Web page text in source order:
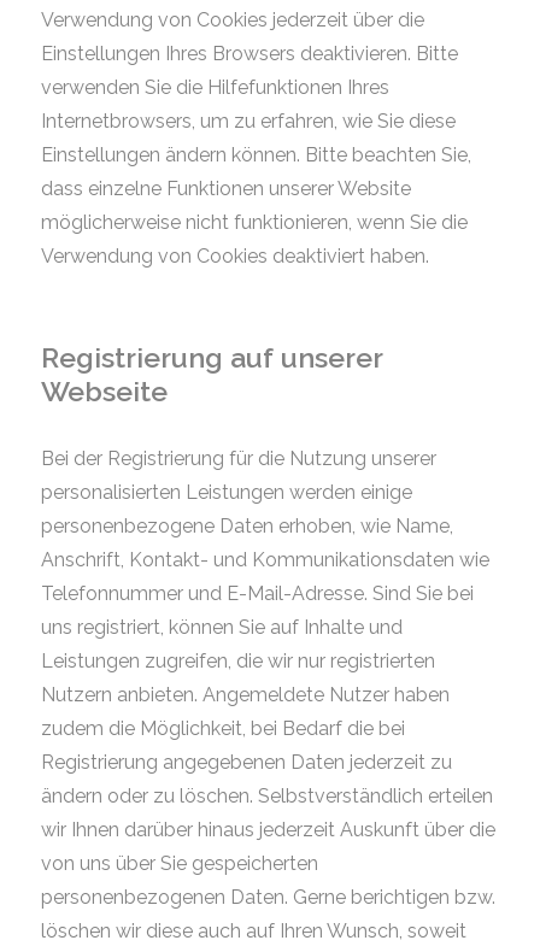
Verwendung von Cookies jederzeit über die
Einstellungen Ihres Browsers deaktivieren. Bitte
verwenden Sie die Hilfefunktionen Ihres
Internetbrowsers, um zu erfahren, wie Sie diese
Einstellungen ändern können. Bitte beachten Sie,
dass einzelne Funktionen unserer Website
möglicherweise nicht funktionieren, wenn Sie die
Verwendung von Cookies deaktiviert haben.
Registrierung auf unserer
Webseite
Bei der Registrierung für die Nutzung unserer
personalisierten Leistungen werden einige
personenbezogene Daten erhoben, wie Name,
Anschrift, Kontakt- und Kommunikationsdaten wie
Telefonnummer und E-Mail-Adresse. Sind Sie bei
uns registriert, können Sie auf Inhalte und
Leistungen zugreifen, die wir nur registrierten
Nutzern anbieten. Angemeldete Nutzer haben
zudem die Möglichkeit, bei Bedarf die bei
Registrierung angegebenen Daten jederzeit zu
ändern oder zu löschen. Selbstverständlich erteilen
wir Ihnen darüber hinaus jederzeit Auskunft über die
von uns über Sie gespeicherten
personenbezogenen Daten. Gerne berichtigen bzw.
löschen wir diese auch auf Ihren Wunsch, soweit